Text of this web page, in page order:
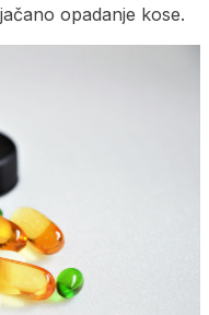
opadanje kose.